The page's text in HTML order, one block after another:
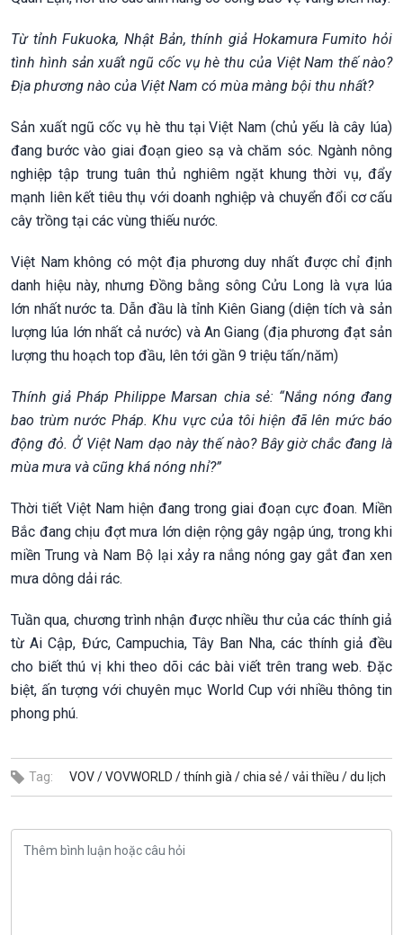
Từ tỉnh Fukuoka, Nhật Bản, thính giả Hokamura Fumito hỏi
tình hình sản xuất ngũ cốc vụ hè thu của Việt Nam thế nào?
Địa phương nào của Việt Nam có mùa màng bội thu nhất?
Sản xuất ngũ cốc vụ hè thu tại Việt Nam (chủ yếu là cây lúa)
đang bước vào giai đoạn gieo sạ và chăm sóc. Ngành nông
nghiệp tập trung tuân thủ nghiêm ngặt khung thời vụ, đẩy
mạnh liên kết tiêu thụ với doanh nghiệp và chuyển đổi cơ cấu
cây trồng tại các vùng thiếu nước.
Việt Nam không có một địa phương duy nhất được chỉ định
danh hiệu này, nhưng Đồng bằng sông Cửu Long là vựa lúa
lớn nhất nước ta. Dẫn đầu là tỉnh Kiên Giang (diện tích và sản
lượng lúa lớn nhất cả nước) và An Giang (địa phương đạt sản
lượng thu hoạch top đầu, lên tới gần 9 triệu tấn/năm)
Thính giả Pháp Philippe Marsan chia sẻ: “Nắng nóng đang
bao trùm nước Pháp. Khu vực của tôi hiện đã lên mức báo
động đỏ. Ở Việt Nam dạo này thế nào? Bây giờ chắc đang là
mùa mưa và cũng khá nóng nhỉ?”
Thời tiết Việt Nam hiện đang trong giai đoạn cực đoan. Miền
Bắc đang chịu đợt mưa lớn diện rộng gây ngập úng, trong khi
miền Trung và Nam Bộ lại xảy ra nắng nóng gay gắt đan xen
mưa dông dải rác.
Tuần qua, chương trình nhận được nhiều thư của các thính giả
từ Ai Cập, Đức, Campuchia, Tây Ban Nha, các thính giả đều
cho biết thú vị khi theo dõi các bài viết trên trang web. Đặc
biệt, ấn tượng với chuyên mục World Cup với nhiều thông tin
phong phú.
Tag: VOV /VOVWORLD /thính già /chia sẻ /vải thiều /du lịch